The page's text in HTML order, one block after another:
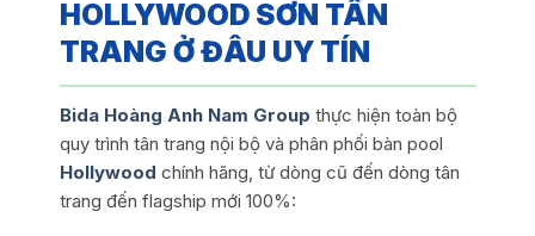
HOLLYWOOD SƠN TÂN
TRANG Ở ĐÂU UY TÍN
Bida Hoàng Anh Nam Group thực hiện toàn bộ
quy trình tân trang nội bộ và phân phối bàn pool
Hollywood chính hãng, từ dòng cũ đến dòng tân
trang đến flagship mới 100%: